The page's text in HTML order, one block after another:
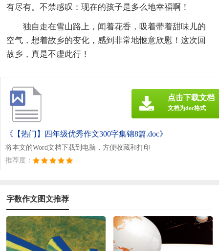
有尽有。不禁感叹：现在的孩子是多么地幸福啊！
独自走在雪山路上，闻着花香，吸着带着甜味儿的
空气，想着故乡的变化，感到非常地惬意欣慰！这次回
故乡，真是不虚此行！
《【热门】四年级优秀作文300字集锦8篇.doc》
将本文的Word文档下载到电脑，方便收藏和打印
推荐度：
点击下载文档
文档为doc格式
字数作文图文推荐